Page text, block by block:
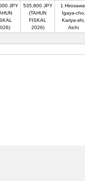
JPY
535,800 JPY
(TAHUN
FISKAL
2026)
1 Hirosawa,
Igaya-cho,
Kariya-shi,
Aichi